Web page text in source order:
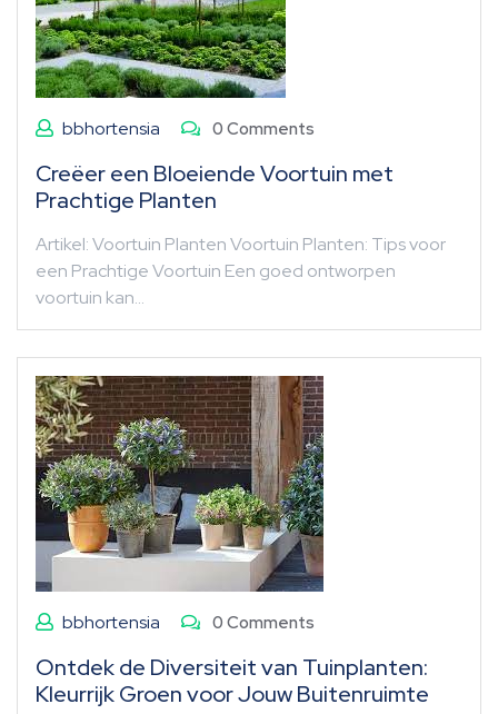
bbhortensia 0 Comments
Creëer een Bloeiende Voortuin met
Prachtige Planten
Artikel: Voortuin Planten Voortuin Planten: Tips voor
een Prachtige Voortuin Een goed ontworpen
voortuin kan…
bbhortensia 0 Comments
Ontdek de Diversiteit van Tuinplanten:
Kleurrijk Groen voor Jouw Buitenruimte